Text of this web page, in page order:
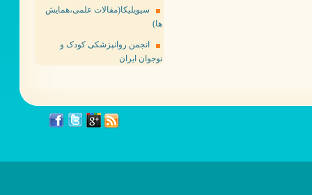
سیویلیکا(مقالات علمی،همایش
ها)
انجمن روانپزشکی کودک و
نوجوان ایران